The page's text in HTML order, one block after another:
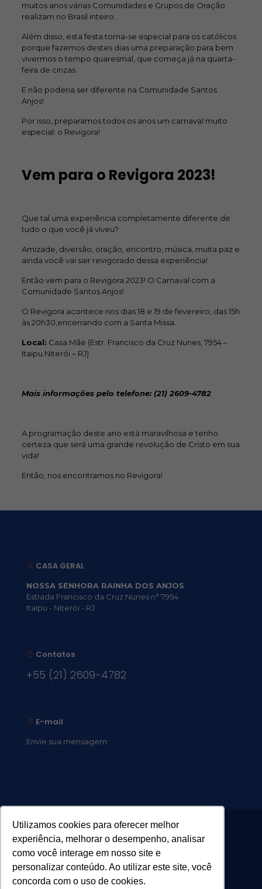
Utilizamos cookies para oferecer melhor
experiência, melhorar o desempenho, analisar
como você interage em nosso site e
personalizar conteúdo. Ao utilizar este site, você
concorda com o uso de cookies.
muitos anos várias Comunidades e Grupos de Oração
realizam no Brasil inteiro.
Além disso, esta festa torna-se especial para os católicos
porque fazemos destes dias uma preparação para bem
vivermos o tempo quaresmal, que começa já na quarta-
feira de cinzas.
E não poderia ser diferente na Comunidade Santos
Anjos!
Por isso, preparamos todos os anos um carnaval muito
especial: o Revigora!
Vem para o Revigora 2023!
Que tal uma experiência completamente diferente de
tudo o que você já viveu?
Amizade, diversão, oração, encontro, música, muita paz e
ainda você vai sair revigorado dessa experiência!
Então vem para o Revigora 2023! O Carnaval com a
Comunidade Santos Anjos!
O Revigora acontece nos dias 18 e 19 de fevereiro, das 15h
às 20h30,encerrando com a Santa Missa.
Local: Casa Mãe (Estr. Francisco da Cruz Nunes, 7954 –
Itaipu Niterói – RJ)
Mais informações pelo telefone: (21) 2609-4782
A programação deste ano está maravilhosa e tenho
certeza que será uma grande revolução de Cristo em sua
vida!
Então, nos encontramos no Revigora!
CASA GERAL
NOSSA SENHORA RAINHA DOS ANJOS
Estrada Francisco da Cruz Nunes n° 7954
Itaipu - Niterói - RJ
Contatos
+55 (21) 2609-4782
E-mail
Envie sua mensagem: